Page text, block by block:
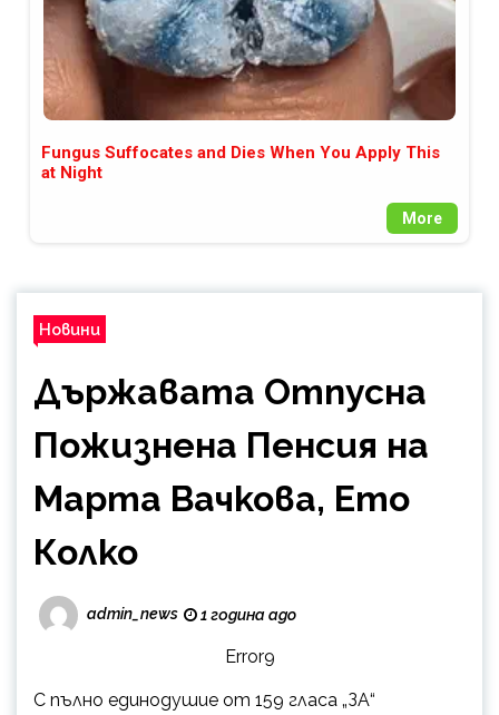
Fungus Suffocates and Dies When You Apply This
at Night
More
Новини
Държавата Отпусна
Пожизнена Пенсия на
Марта Вачкова, Ето
Колко
admin_news 1 година ago
Error9
С пълно единодушие от 159 гласа „ЗА“